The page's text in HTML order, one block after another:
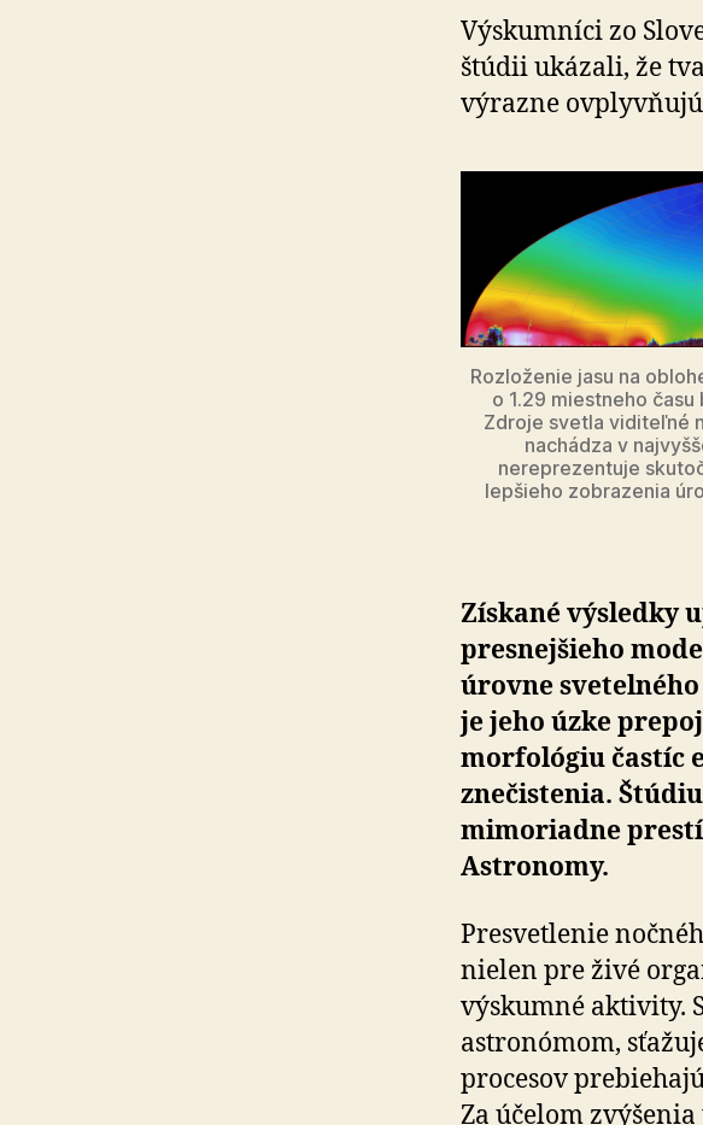
Výskumníci zo
štúdii ukázali, že
výrazne
Rozloženie jasu na
o 1.29 miestneho času
Zdroje svetla viditeľné
nachádza v
nereprezentuje
lepšieho zobrazenia
Získané výsledky
presnejšieho
úrovne
je jeho úzke
morfológiu častíc
znečistenia.
mimoriadne
Astronomy.
Presvetlenie
nielen pre živé
výskumné aktivity.
astronómom,
procesov
Za účelom